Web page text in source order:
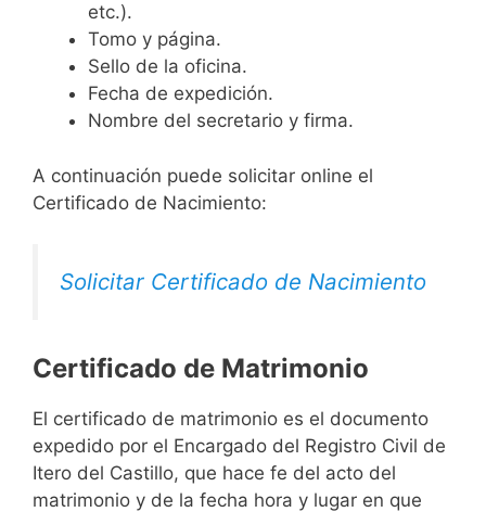
etc.).
Tomo y página.
Sello de la oficina.
Fecha de expedición.
Nombre del secretario y firma.
A continuación puede solicitar online el
Certificado de Nacimiento:
Solicitar Certificado de Nacimiento
Certificado de Matrimonio
El certificado de matrimonio es el documento
expedido por el Encargado del Registro Civil de
Itero del Castillo, que hace fe del acto del
matrimonio y de la fecha hora y lugar en que